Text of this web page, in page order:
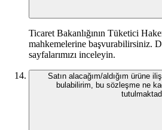
Ticaret Bakanlığının Tüketici
mahkemelerine başvurabilirsiniz.
sayfalarımızı inceleyin.
Satın alacağım/aldığım ürüne
bulabilirim, bu sözleşme ne